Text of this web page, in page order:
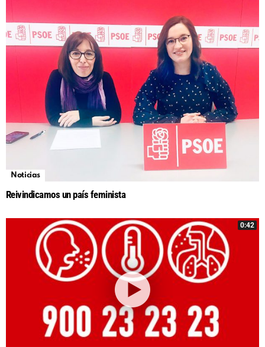
Noticias
Reivindicamos un país feminista
0:42